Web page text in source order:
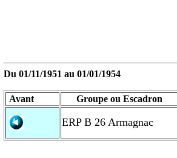
Du 01/11/1951 au 01/01/1954
Avant Groupe ou Escadron
ERP B 26 Armagnac